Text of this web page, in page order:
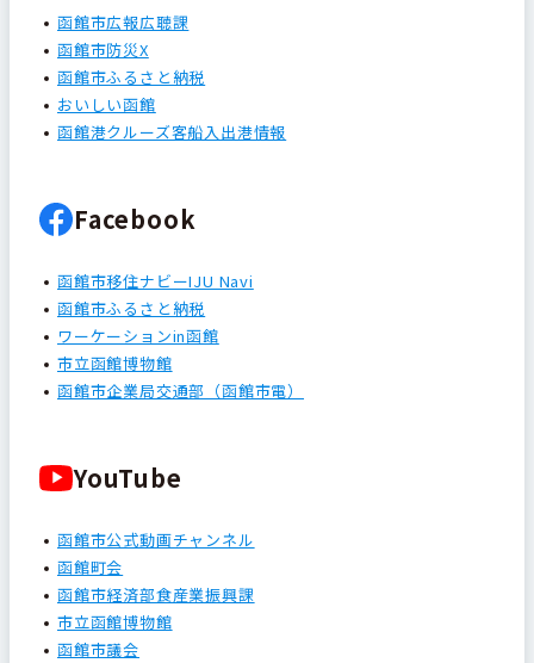
函館市広報広聴課
函館市防災X
函館市ふるさと納税
おいしい函館
函館港クルーズ客船入出港情報
Facebook
函館市移住ナビーIJU Navi
函館市ふるさと納税
ワーケーションin函館
市立函館博物館
函館市企業局交通部（函館市電）
YouTube
函館市公式動画チャンネル
函館町会
函館市経済部食産業振興課
市立函館博物館
函館市議会